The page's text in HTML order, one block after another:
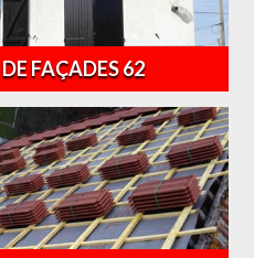
FAÇADES 62